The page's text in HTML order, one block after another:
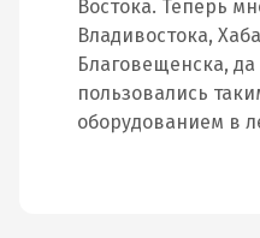
Востока. Теперь
Владивостока,
Благовещенска,
пользовались
оборудованием в